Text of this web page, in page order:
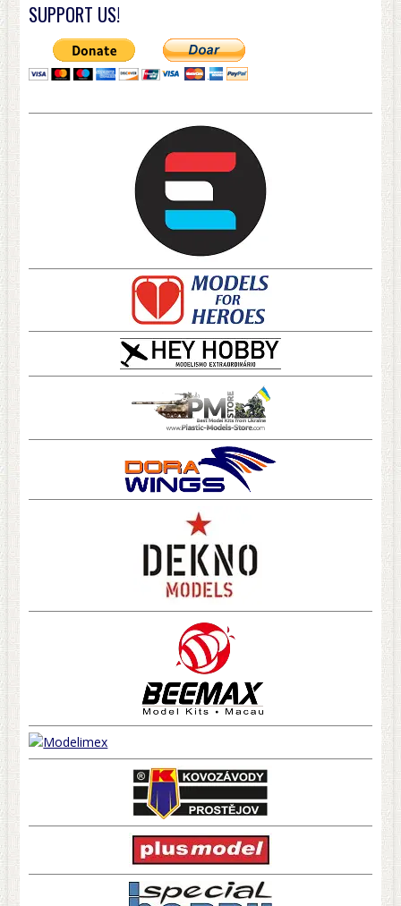
SUPPORT US!